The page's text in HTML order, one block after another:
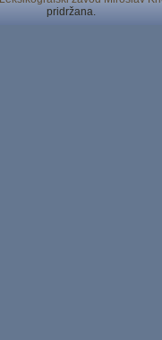
pridržana.